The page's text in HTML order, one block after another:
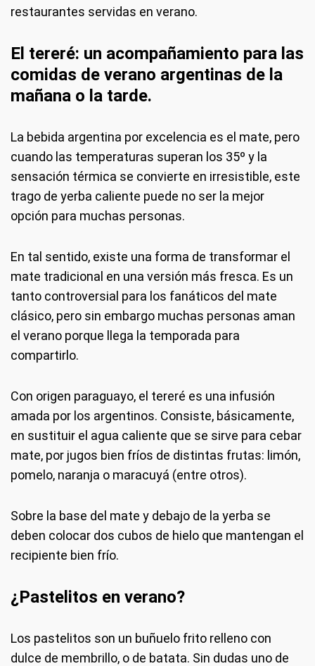
restaurantes servidas en verano.
El tereré: un acompañamiento para las
comidas de verano argentinas de la
mañana o la tarde.
La bebida argentina por excelencia es el mate, pero
cuando las temperaturas superan los 35º y la
sensación térmica se convierte en irresistible, este
trago de yerba caliente puede no ser la mejor
opción para muchas personas.
En tal sentido, existe una forma de transformar el
mate tradicional en una versión más fresca. Es un
tanto controversial para los fanáticos del mate
clásico, pero sin embargo muchas personas aman
el verano porque llega la temporada para
compartirlo.
Con origen paraguayo, el tereré es una infusión
amada por los argentinos. Consiste, básicamente,
en sustituir el agua caliente que se sirve para cebar
mate, por jugos bien fríos de distintas frutas: limón,
pomelo, naranja o maracuyá (entre otros).
Sobre la base del mate y debajo de la yerba se
deben colocar dos cubos de hielo que mantengan el
recipiente bien frío.
¿Pastelitos en verano?
Los pastelitos son un buñuelo frito relleno con
dulce de membrillo, o de batata. Sin dudas uno de